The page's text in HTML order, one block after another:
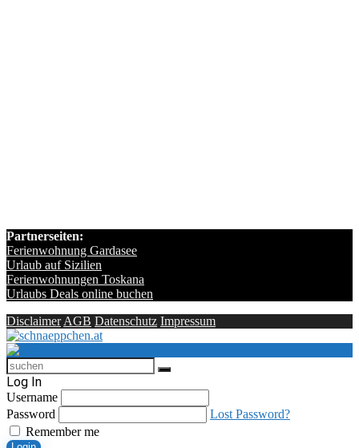
Partnerseiten:
Ferienwohnung Gardasee
Urlaub auf Sizilien
Ferienwohnungen Toskana
Urlaubs Deals online buchen
Disclaimer AGB Datenschutz Impressum
Log In
Username
Password
Lost Password?
Remember me